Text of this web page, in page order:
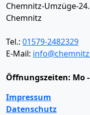
Chemnitz-Umzüge-
Chemnitz
Tel.: 01579-2482329
E-Mail:
Öffnungszeiten: Mo
Impressum
Datenschutz